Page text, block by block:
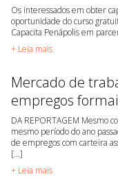
Os interessados em obter
oportunidade do curso
Capacita Penápolis em
+ Leia mais
Mercado de
empregos
DA REPORTAGEM Mesmo
mesmo período do ano
de empregos com carteira
[...]
+ Leia mais